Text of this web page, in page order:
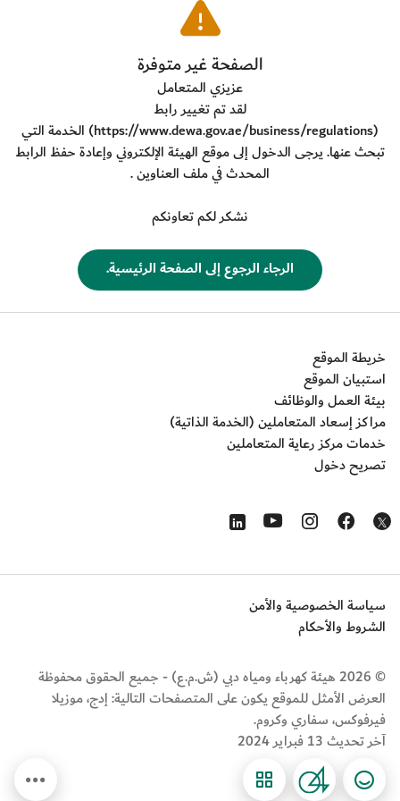
​الصفحة غير متوفرة
عزيزي المتعامل
لقد تم تغيير رابط
(
https://www.dewa.gov.ae/business/regulations) الخدمة التي
تبحث عنها. يرجى الدخول إلى موقع الهيئة الإلكتروني وإعادة حفظ الرابط
المحدث في ملف العناوين .
نشكر لكم تعاونكم
​الرجاء الرجوع إلى الصفحة الرئيسية.
خريطة الموقع
استبيان الموقع
بيئة العمل والوظائف
مراكز إسعاد المتعاملين (الخدمة الذاتية)
خدمات مركز رعاية المتعاملين
تصريح دخول
Opens in a new window
Opens in a new window
Opens in a new window
Opens in a new window
Opens in a new window
© 2026 هيئة كهرباء ومياه دبي (ش.م.ع) - جميع الحقوق محفوظة
العرض الأمثل للموقع يكون على المتصفحات التالية: إدج، موزيلا
فيرفوكس، سفاري وكروم.
آخر تحديث 13 فبراير 2024
سياسة الخصوصية والأمن
الشروط والأحكام